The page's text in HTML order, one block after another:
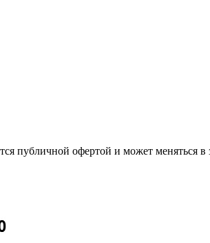
публичной офертой и может меняться в